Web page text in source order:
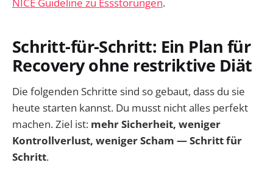
Schritt-für-Schritt: Ein Plan für
Recovery ohne restriktive Diät
Die folgenden Schritte sind so gebaut, dass du sie
heute starten kannst. Du musst nicht alles perfekt
machen. Ziel ist: mehr Sicherheit, weniger
Kontrollverlust, weniger Scham — Schritt für
Schritt.